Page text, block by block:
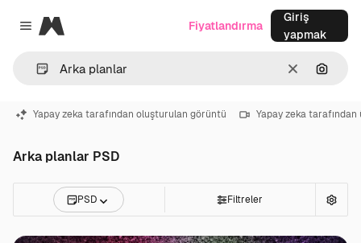
Close menu
Magnific
Temizlemek
Fiyatlandırma
Giriş
yapmak
Yapay zeka tarafından oluşturulan görüntü Yapay zeka
Arka planlar PSD
PSD Filtreler